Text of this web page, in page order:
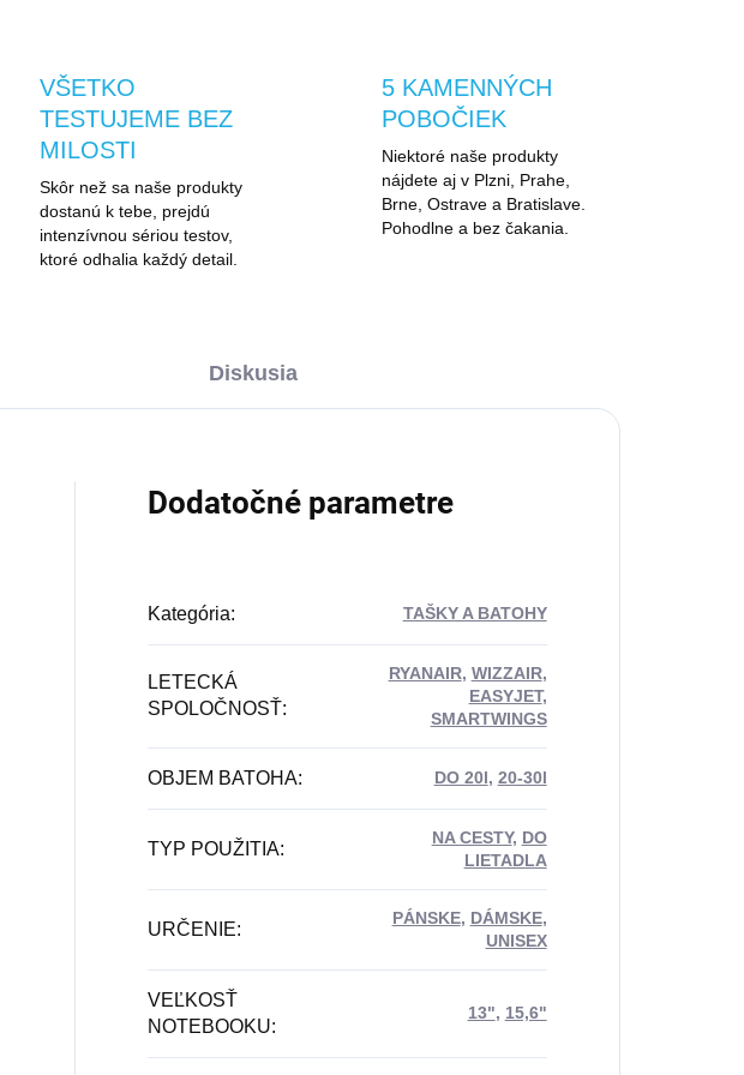
VŠETKO
TESTUJEME BEZ
MILOSTI
Skôr než sa naše produkty
dostanú k tebe, prejdú
intenzívnou sériou testov,
ktoré odhalia každý detail.
5 KAMENNÝCH
POBOČIEK
Niektoré naše produkty
nájdete aj v Plzni, Prahe,
Brne, Ostrave a Bratislave.
Pohodlne a bez čakania.
Diskusia
Dodatočné parametre
Kategória: TAŠKY A BATOHY
LETECKÁ
SPOLOČNOSŤ:
RYANAIR, WIZZAIR,
EASYJET,
SMARTWINGS
OBJEM BATOHA: DO 20l, 20-30l
TYP POUŽITIA:
NA CESTY, DO
LIETADLA
URČENIE:
PÁNSKE, DÁMSKE,
UNISEX
VEĽKOSŤ
NOTEBOOKU:
13", 15,6"